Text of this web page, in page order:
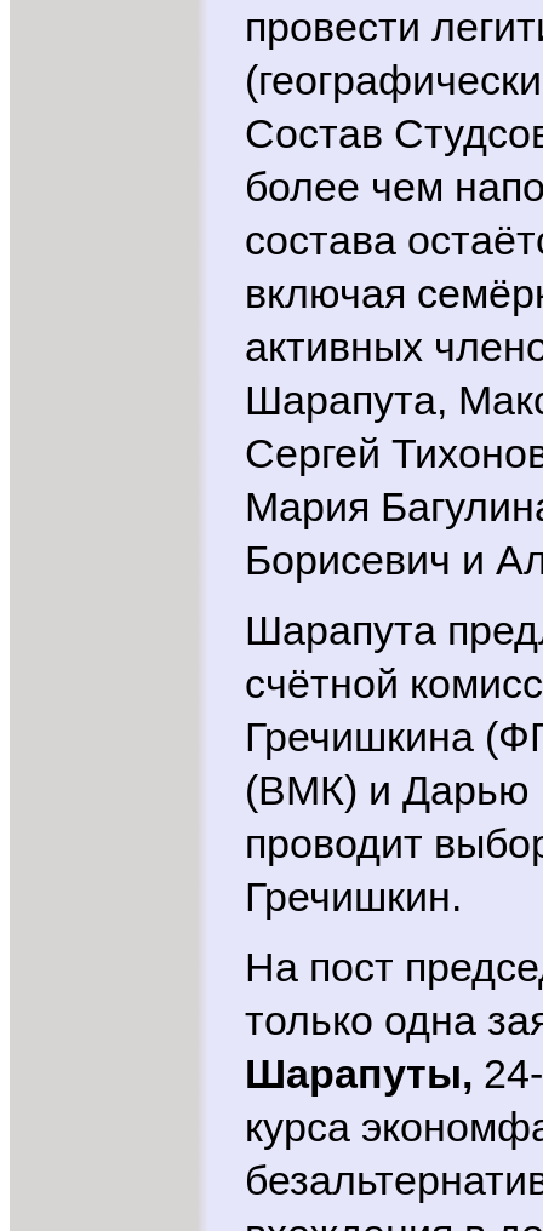
провести
Состав
более чем
состава
включая
активных
Шарапута,
Сергей
Мария
Борисевич и
Шарапута
счётной
Гречишкина
(ВМК) и Дарью
проводит
Гречишкин.
На пост
только одна
Шарапуты,
курса